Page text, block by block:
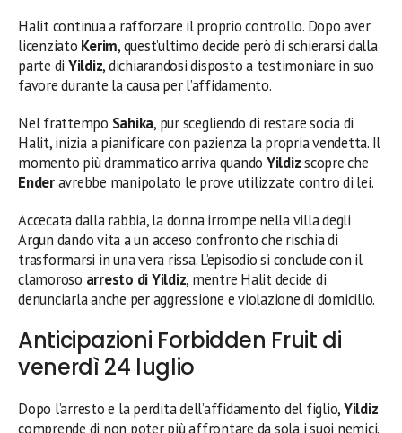
Halit continua a rafforzare il proprio controllo. Dopo aver
licenziato Kerim, quest’ultimo decide però di schierarsi dalla
parte di Yildiz, dichiarandosi disposto a testimoniare in suo
favore durante la causa per l’affidamento.
Nel frattempo Sahika, pur scegliendo di restare socia di
Halit, inizia a pianificare con pazienza la propria vendetta. Il
momento più drammatico arriva quando Yildizscopre che
Enderavrebbe manipolato le prove utilizzate contro di lei.
Accecata dalla rabbia, la donna irrompe nella villa degli
Argun dando vita a un acceso confronto che rischia di
trasformarsi in una vera rissa. L’episodio si conclude con il
clamoroso arresto di Yildiz, mentre Halit decide di
denunciarla anche per aggressione e violazione di domicilio.
Anticipazioni Forbidden Fruit di
venerdì 24 luglio
Dopo l’arresto e la perdita dell’affidamento del figlio,Yildiz
comprende di non poter più affrontare da sola i suoi nemici.